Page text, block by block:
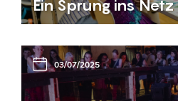
Ein Sprung ins Netz
03/07/2025